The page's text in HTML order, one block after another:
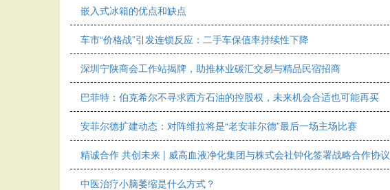
嵌入式冰箱的优点和缺点
车市“价格战”引发连锁反应：二手车保值率持续性下降
深圳宁陕商会工作站揭牌，助推林业碳汇交易与精品民宿招商
巴菲特：伯克希尔不寻求西方石油的控股权，未来机会合适也可能再买
安菲尔德扩建动态：对阵维拉将是“老安菲尔德”最后一场主场比赛
精诚合作 共创未来 | 威高血液净化集团与株式会社钟化签署战略合作协议
中医治疗小脑萎缩是什么方式？